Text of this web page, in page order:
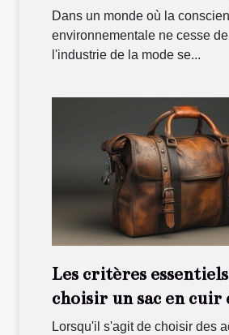
pour 2024
Dans un monde où la
environnementale ne cesse
l'industrie de la mode se...
Les critères
choisir un sac en cuir
élégant
Lorsqu'il s'agit de choisir des